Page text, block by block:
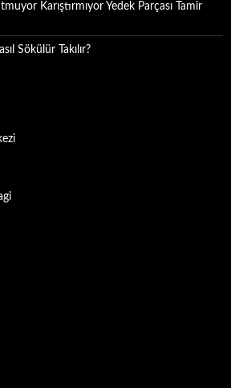
Karıştırmıyor Yedek Parçası Tamir
Sökülür Takılır?